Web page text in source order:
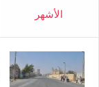
الأشهر